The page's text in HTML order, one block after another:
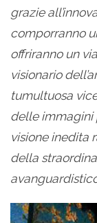
grazie
comporranno
offriranno un
visionario
tumultuosa
delle immagini
visione inedita
della